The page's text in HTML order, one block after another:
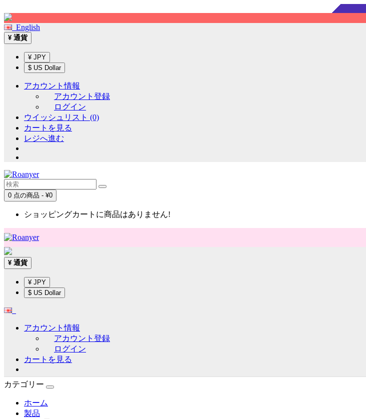
English
¥ 通貨
¥ JPY
$ US Dollar
アカウント情報
アカウント登録
ログイン
ウイッシュリスト (0)
カートを見る
レジへ進む
0 点の商品 - ¥0
ショッピングカートに商品はありません!
¥ 通貨
¥ JPY
$ US Dollar
アカウント情報
アカウント登録
ログイン
カートを見る
カテゴリー
ホーム
製品